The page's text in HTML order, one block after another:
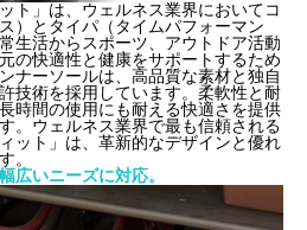
ト」は、ウェルネス業界においてコ
）とタイパ（タイムパフォーマン
生活からスポーツ、アウトドア活動
の快適性と健康をサポートするため
ナーソールは、高品質な素材と独自
技術を採用しています。柔軟性と耐
時間の使用にも耐える快適さを提供
。ウェルネス業界で最も信頼される
ット」は、革新的なデザインと優れ
。
広いニーズに対応。